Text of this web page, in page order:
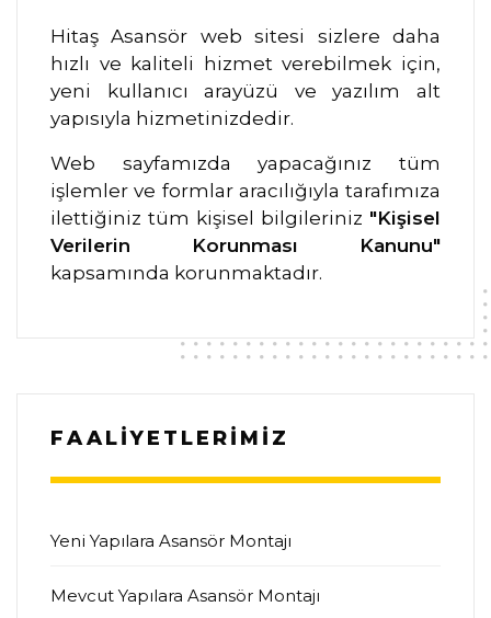
Hitaş Asansör web sitesi sizlere daha
hızlı ve kaliteli hizmet verebilmek için,
yeni kullanıcı arayüzü ve yazılım alt
yapısıyla hizmetinizdedir.
Web sayfamızda yapacağınız tüm
işlemler ve formlar aracılığıyla tarafımıza
ilettiğiniz tüm kişisel bilgileriniz "Kişisel
Verilerin Korunması Kanunu"
kapsamında korunmaktadır.
FAALİYETLERİMİZ
Yeni Yapılara Asansör Montajı
Mevcut Yapılara Asansör Montajı